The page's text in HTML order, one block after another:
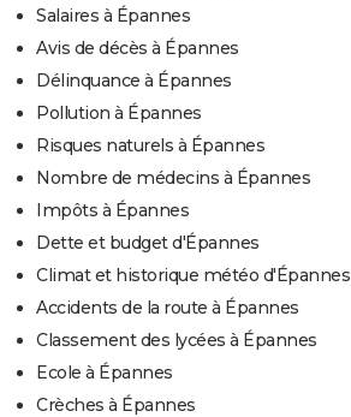
Salaires à Épannes
Avis de décès à Épannes
Délinquance à Épannes
Pollution à Épannes
Risques naturels à Épannes
Nombre de médecins à Épannes
Impôts à Épannes
Dette et budget d'Épannes
Climat et historique météo d'Épannes
Accidents de la route à Épannes
Classement des lycées à Épannes
Ecole à Épannes
Crèches à Épannes